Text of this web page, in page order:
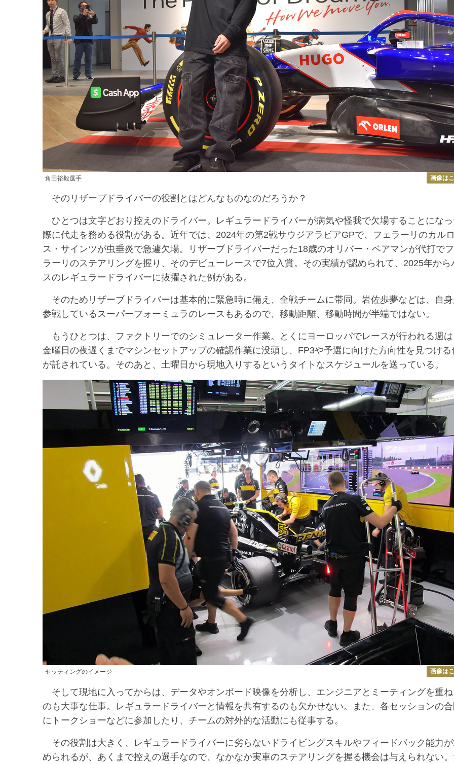
角田裕毅選手 画像は
そのリザーブドライバーの役割とはどんなものなのだろうか？
ひとつは文字どおり控えのドライバー。レギュラードライバーが病気や怪我で欠場することにな
際に代走を務める役割がある。近年では、2024年の第2戦サウジアラビアGPで、フェラーリのカル
ス・サインツが虫垂炎で急遽欠場。リザーブドライバーだった18歳のオリバー・ベアマンが代打で
ラーリのステアリングを握り、そのデビューレースで7位入賞。その実績が認められて、2025年から
スのレギュラードライバーに抜擢された例がある。
そのためリザーブドライバーは基本的に緊急時に備え、全戦チームに帯同。岩佐歩夢などは、自
参戦しているスーパーフォーミュラのレースもあるので、移動距離、移動時間が半端ではない。
もうひとつは、ファクトリーでのシミュレーター作業。とくにヨーロッパでレースが行われる週
金曜日の夜遅くまでマシンセットアップの確認作業に没頭し、FP3や予選に向けた方向性を見つける
が託されている。そのあと、土曜日から現地入りするというタイトなスケジュールを送っている。
セッティングのイメージ 画像は
そして現地に入ってからは、データやオンボード映像を分析し、エンジニアとミーティングを重
のも大事な仕事。レギュラードライバーと情報を共有するのも欠かせない。また、各セッションの
にトークショーなどに参加したり、チームの対外的な活動にも従事する。
その役割は大きく、レギュラードライバーに劣らないドライビングスキルやフィードバック能力
められるが、あくまで控えの選手なので、なかなか実車のステアリングを握る機会は与えられない